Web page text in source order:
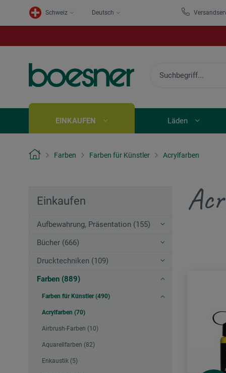
Schweiz Deutsch
EINKAUFEN Läden
Farben Farben für Künstler Acrylfarben
Einkaufen
Aufbewahrung, Präsentation (155)
Bücher (666)
Drucktechniken (109)
Farben (889)
Farben für Künstler (490)
Acrylfarben (70)
Airbrush-Farben (10)
Aquarellfarben (82)
Enkaustik (5)